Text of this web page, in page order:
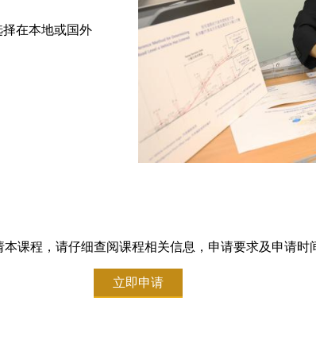
在本地或国外
本课程，请仔细查阅课程相关信息，申请要求及申请时
立即申请